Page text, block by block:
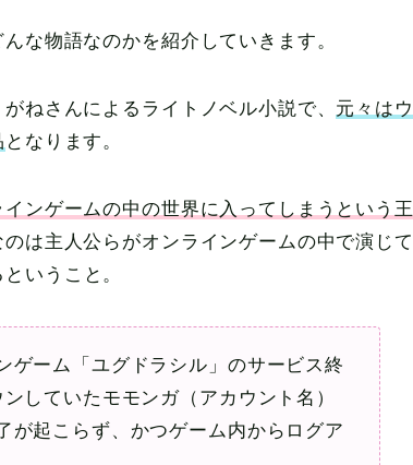
な物語なのかを紹介していきます。
ねさんによるライトノベル小説で、 元々はウ
となります。
ンゲームの中の世界に入ってしまうという王
は主人公らがオンラインゲームの中で演じて
いうこと。
ゲーム「ユグドラシル」のサービス終
していたモモンガ（アカウント名）
が起こらず、かつゲーム内からログア